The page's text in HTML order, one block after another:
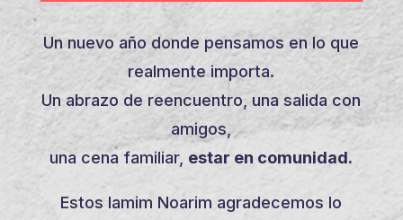
Un nuevo año donde pensamos en lo que
realmente importa.
Un abrazo de reencuentro, una salida con
amigos,
una cena familiar, estar en comunidad.
Estos Iamim Noarim agradecemos lo